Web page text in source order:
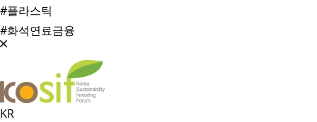
#플라스틱
#화석연료금융
KR